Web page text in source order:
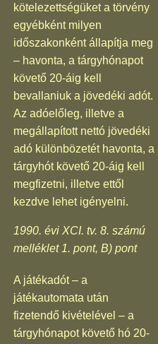
kötelezettségüket a törvény
egyébként milyen
időszakonként állapítja meg
– havonta, a tárgyhónapot
követő 20-áig kell
bevallaniuk a jövedéki adót.
Az adóelőleg, illetve a
megállapított nettó jövedéki
adó különbözetét havonta, a
tárgyhót követő 20-áig kell
megfizetni, illetve ettől
kezdve lehet igényelni.
1990. évi XCI. tv. 8. számú
melléklet 1. pont, B) pont
A játékadót – a
játékautomata után
fizetendő kivételével – a
tárgyhónapot követő hó 20-